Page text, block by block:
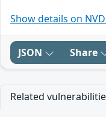
Show details on
JSON Share
Related